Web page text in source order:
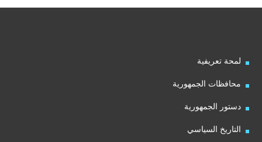
لمحة تعريفية
محافظات الجمهورية
دستور الجمهورية
التاريخ السياسي